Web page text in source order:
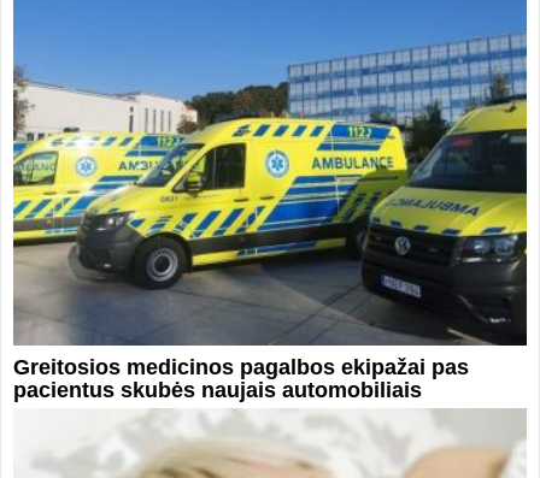
Greitosios medicinos pagalbos ekipažai pas
pacientus skubės naujais automobiliais